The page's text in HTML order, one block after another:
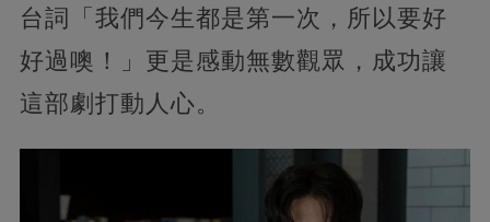
台詞「我們今生都是第一次，所以要好
好過噢！」更是感動無數觀眾，成功讓
這部劇打動人心。